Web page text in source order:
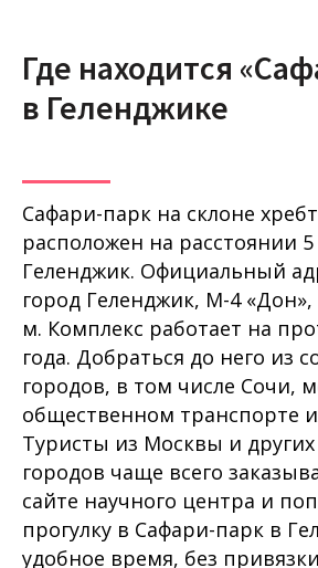
Где находится
в Геленджике
Сафари-парк на склоне
расположен на расстоянии
Геленджик. Официальный
город Геленджик, М-4 «Дон»,
м. Комплекс работает на
года. Добраться до него из
городов, в том числе Сочи,
общественном транспорте
Туристы из Москвы и других
городов чаще всего
сайте научного центра и
прогулку в Сафари-парк в
удобное время, без